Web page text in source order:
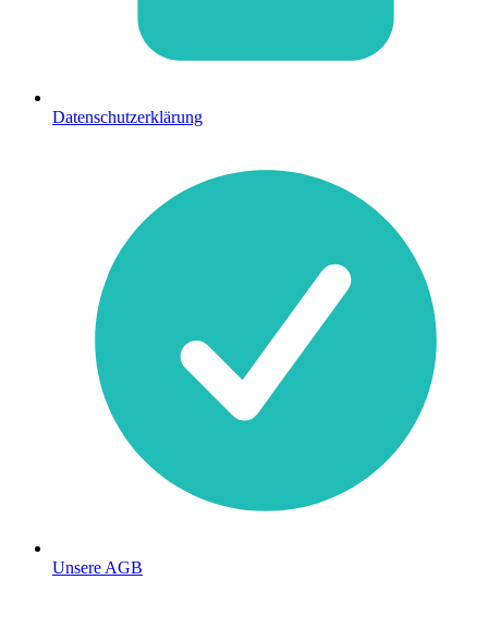
Datenschutzerklärung
Unsere AGB